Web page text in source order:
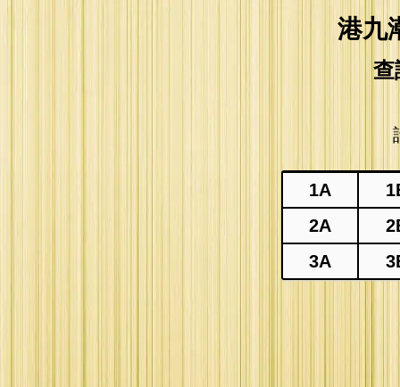
港九
查
1A
2A
3A